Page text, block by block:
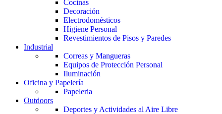
Cocinas
Decoración
Electrodomésticos
Higiene Personal
Revestimientos de Pisos y Paredes
Industrial
Correas y Mangueras
Equipos de Protección Personal
Iluminación
Oficina y Papelería
Papeleria
Outdoors
Deportes y Actividades al Aire Libre